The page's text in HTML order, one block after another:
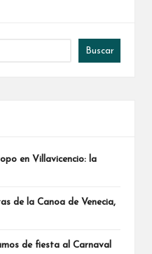
Buscar
en Villavicencio: la
de la Canoa de Venecia,
de fiesta al Carnaval